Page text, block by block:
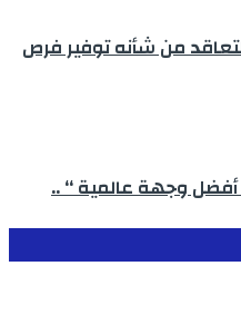
من شأنه توفير فرص
وجهة عالمية ‘‘ ..